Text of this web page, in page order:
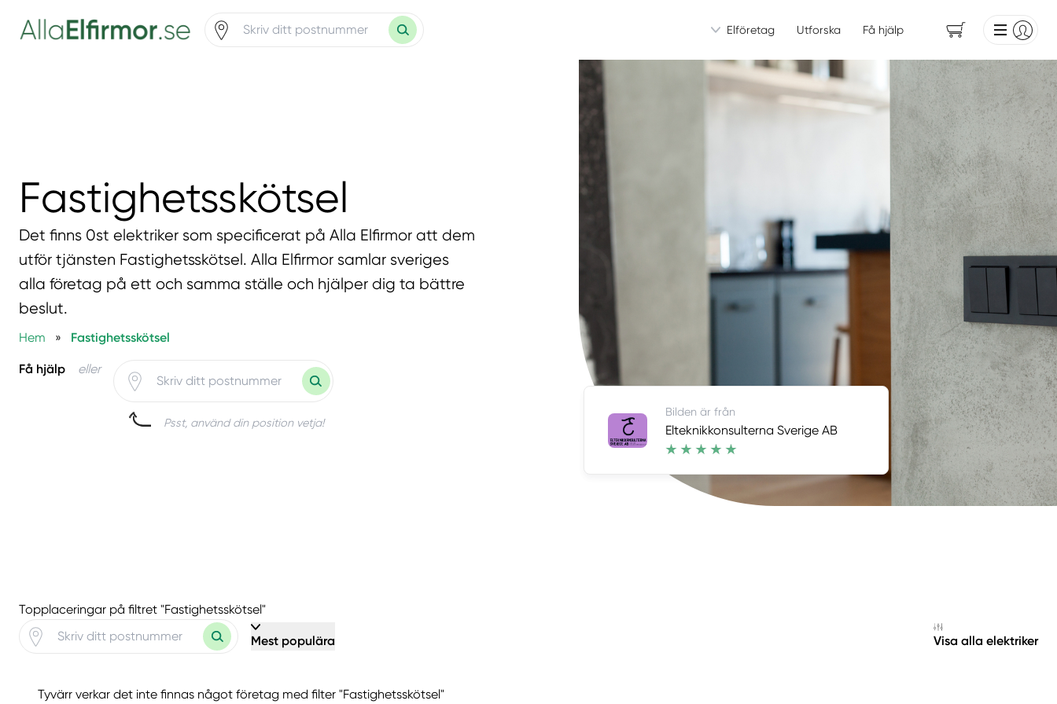
Elföretag Utforska Få hjälp
Fastighetsskötsel
Det finns 0st elektriker som specificerat på Alla Elfirmor att dem
utför tjänsten Fastighetsskötsel. Alla Elfirmor samlar sveriges
alla företag på ett och samma ställe och hjälper dig ta bättre
beslut.
Hem » Fastighetsskötsel
Få hjälp eller
Psst, använd din position vetja!
Bilden är från
Elteknikkonsulterna Sverige AB
Topplaceringar på filtret "Fastighetsskötsel"
Mest populära Visa alla elektriker
Tyvärr verkar det inte finnas något företag med filter "Fastighetsskötsel"